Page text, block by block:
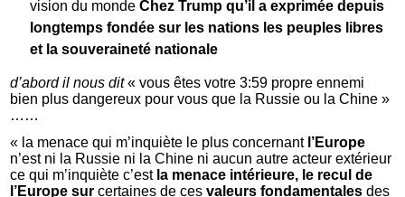
vision du mondeChez Trump qu’il a exprimée depuis
longtemps fondée sur les nations les peuples libres
et la souveraineté nationale
d’abordil nous dit« vous êtes votre 3:59 propre ennemi
bien plus dangereux pour vous que la Russie ou la Chine »
……
« la menace qui m’inquiète le plus concernant l’Europe
n’est ni la Russie ni la Chine ni aucun autre acteur extérieur
ce qui m’inquiète c’est la menace intérieure, le recul de
l’Europe sur certaines de cesvaleurs fondamentales des